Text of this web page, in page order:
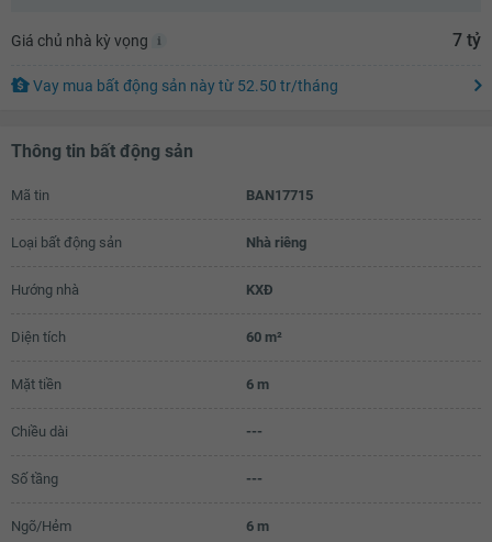
6.18 tỷ
6.24 tỷ
6.26 tỷ
6.36 tỷ
6.38 tỷ
Giá chủ nhà kỳ vọng 7 tỷ
Vay mua bất động sản nàytừ 52.50 tr/tháng
Thông tin bất động sản
Mã tin BAN17715
Loại bất động sản Nhà riêng
Hướng nhà KXĐ
Diện tích 60 m²
Mặt tiền 6 m
Chiều dài ---
Số tầng ---
Ngõ/Hẻm 6 m